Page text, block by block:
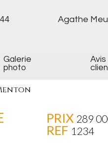
Agathe
galerie
photo
Avis
PRIX 289
REF 1234